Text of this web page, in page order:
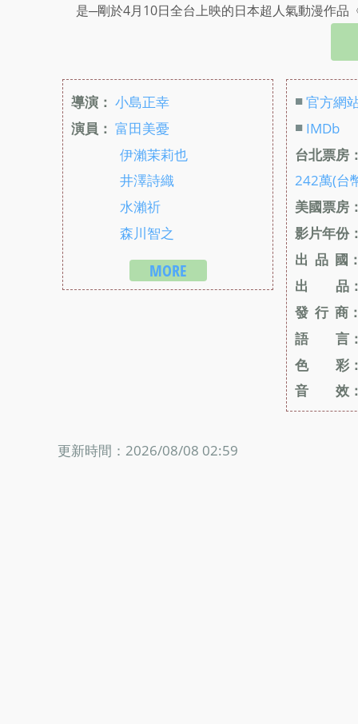
是─剛於4月10日全台上映的日本超人氣動漫作品
導演： 小島正幸
演員： 富田美憂
伊瀨茉莉也
井澤詩織
水瀨祈
森川智之
MORE
■官方網
■ IMDb
台北票房
242萬(台
美國票房
影片年份
出 品 國
出 品
發 行 商
語 言
色 彩
音 效
更新時間：2026/08/08 02:59